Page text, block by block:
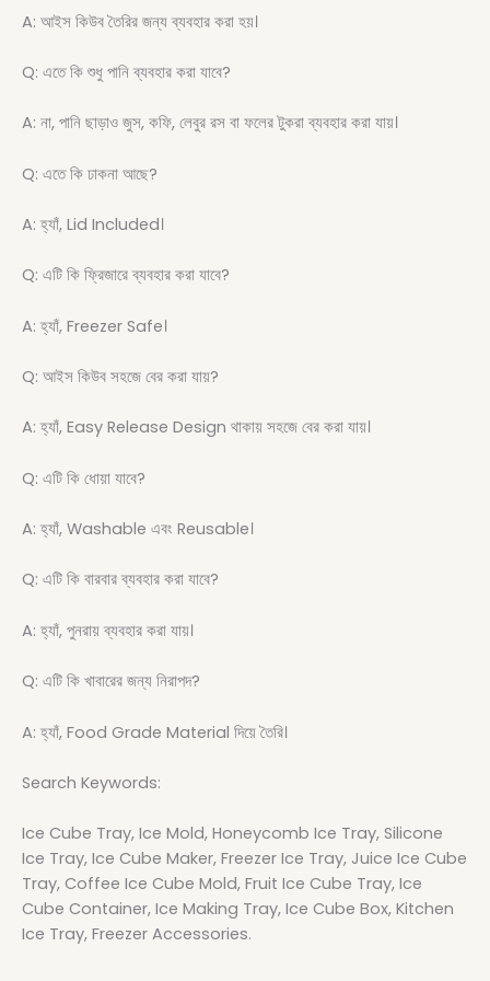
A: আইস কিউব তৈরির জন্য ব্যবহার করা হয়।
Q: এতে কি শুধু পানি ব্যবহার করা যাবে?
A: না, পানি ছাড়াও জুস, কফি, লেবুর রস বা ফলের টুকরা ব্যবহার করা যায়।
Q: এতে কি ঢাকনা আছে?
A: হ্যাঁ, Lid Included।
Q: এটি কি ফ্রিজারে ব্যবহার করা যাবে?
A: হ্যাঁ, Freezer Safe।
Q: আইস কিউব সহজে বের করা যায়?
A: হ্যাঁ, Easy Release Design থাকায় সহজে বের করা যায়।
Q: এটি কি ধোয়া যাবে?
A: হ্যাঁ, Washable এবং Reusable।
Q: এটি কি বারবার ব্যবহার করা যাবে?
A: হ্যাঁ, পুনরায় ব্যবহার করা যায়।
Q: এটি কি খাবারের জন্য নিরাপদ?
A: হ্যাঁ, Food Grade Material দিয়ে তৈরি।
Search Keywords:
Ice Cube Tray, Ice Mold, Honeycomb Ice Tray, Silicone
Ice Tray, Ice Cube Maker, Freezer Ice Tray, Juice Ice Cube
Tray, Coffee Ice Cube Mold, Fruit Ice Cube Tray, Ice
Cube Container, Ice Making Tray, Ice Cube Box, Kitchen
Ice Tray, Freezer Accessories.